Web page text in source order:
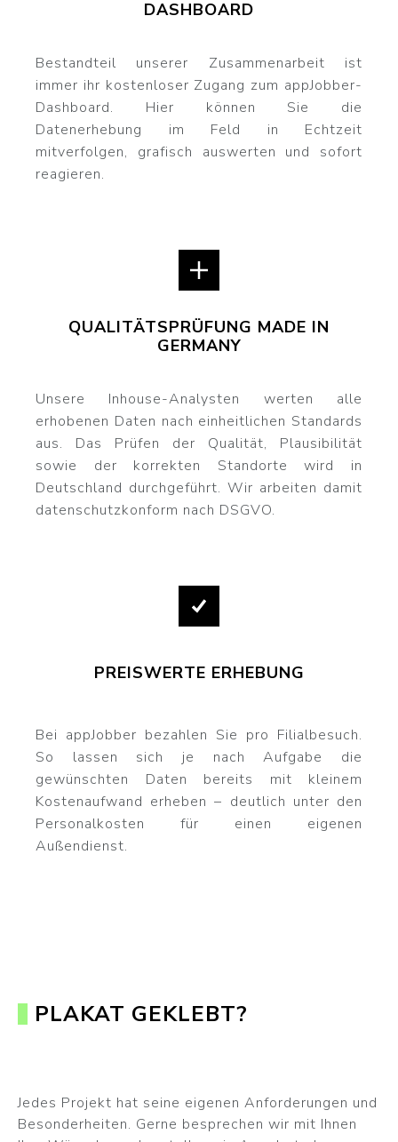
DASHBOARD
Bestandteil unserer Zusammenarbeit ist
immer ihr kostenloser Zugang zum appJobber-
Dashboard. Hier können Sie die
Datenerhebung im Feld in Echtzeit
mitverfolgen, grafisch auswerten und sofort
reagieren.
QUALITÄTSPRÜFUNG MADE IN
GERMANY
Unsere Inhouse-Analysten werten alle
erhobenen Daten nach einheitlichen Standards
aus. Das Prüfen der Qualität, Plausibilität
sowie der korrekten Standorte wird in
Deutschland durchgeführt. Wir arbeiten damit
datenschutzkonform nach DSGVO.
PREISWERTE ERHEBUNG
Bei appJobber bezahlen Sie pro Filialbesuch.
So lassen sich je nach Aufgabe die
gewünschten Daten bereits mit kleinem
Kostenaufwand erheben – deutlich unter den
Personalkosten für einen eigenen
Außendienst.
PLAKAT GEKLEBT?
Jedes Projekt hat seine eigenen Anforderungen und
Besonderheiten. Gerne besprechen wir mit Ihnen